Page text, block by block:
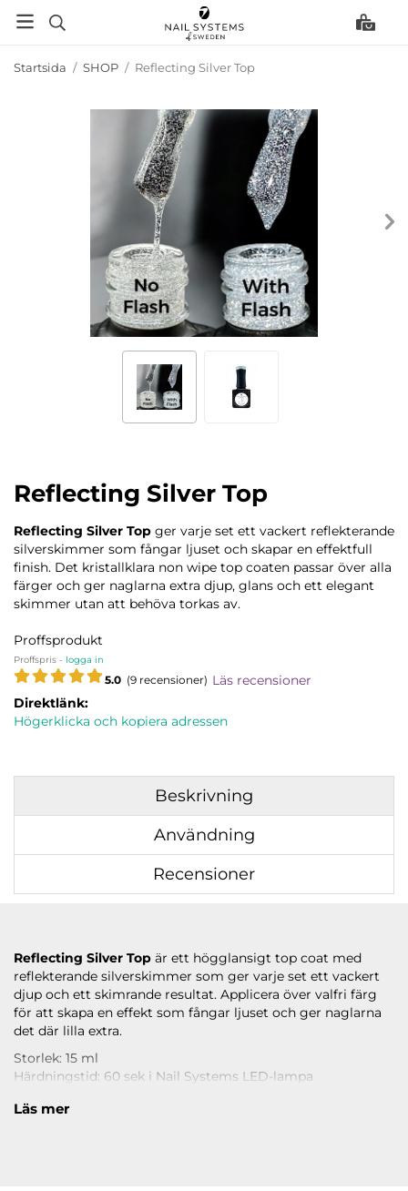
Startsida / SHOP / Reflecting Silver Top
Reflecting Silver Top
Reflecting Silver Top ger varje set ett vackert reflekterande
silverskimmer som fångar ljuset och skapar en effektfull
finish. Det kristallklara non wipe top coaten passar över alla
färger och ger naglarna extra djup, glans och ett elegant
skimmer utan att behöva torkas av.
Proffsprodukt
Proffspris - logga in
5.0 (9 recensioner) Läs recensioner
Direktlänk:
Högerklicka och kopiera adressen
Beskrivning
Användning
Recensioner
Reflecting Silver Top är ett högglansigt top coat med
reflekterande silverskimmer som ger varje set ett vackert
djup och ett skimrande resultat. Applicera över valfri färg
för att skapa en effekt som fångar ljuset och ger naglarna
det där lilla extra.
Storlek: 15 ml
Härdningstid: 60 sek i Nail Systems LED-lampa
Läs under
Läs mer